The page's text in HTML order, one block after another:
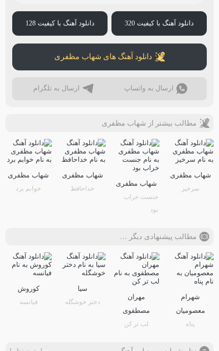
دانلود آهنگ با کیفیت 320 دانلود آهنگ با کیفیت 128
دانلود آهنگ های شهاب مظفری
ارسال به واتساپ ارسال به تلگرام
مطالب بیشتر از شهاب مظفری
شهاب‌ مظفری
سرخیز
شهاب مظفری
جنست خراب
بود
شهاب مظفری
خداحافظ
شهاب مظفری
خوابم برد
مطالب پیشنهادی دیگر …
شهرام
معصومیان
پناه
مهران
مصطفوی
لب تر کن
سیا
دختر خوشگله
کوروش
فیانسه